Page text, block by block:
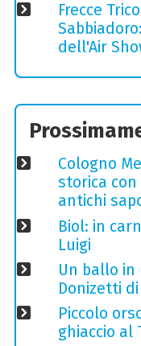
Frecce
dell'Air
Cologno
storica
antichi
Biol: in
Luigi
Un ballo in
Donizetti
Piccolo
ghiaccio al